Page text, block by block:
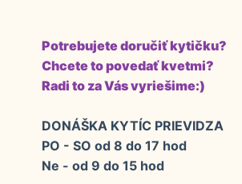
Potrebujete doručiť kytičku?
Chcete to povedať kvetmi?
Radi to za Vás vyriešime:)
DONÁŠKA KYTÍC PRIEVIDZA
PO - SO od 8 do 17 hod
Ne - od 9 do 15 hod